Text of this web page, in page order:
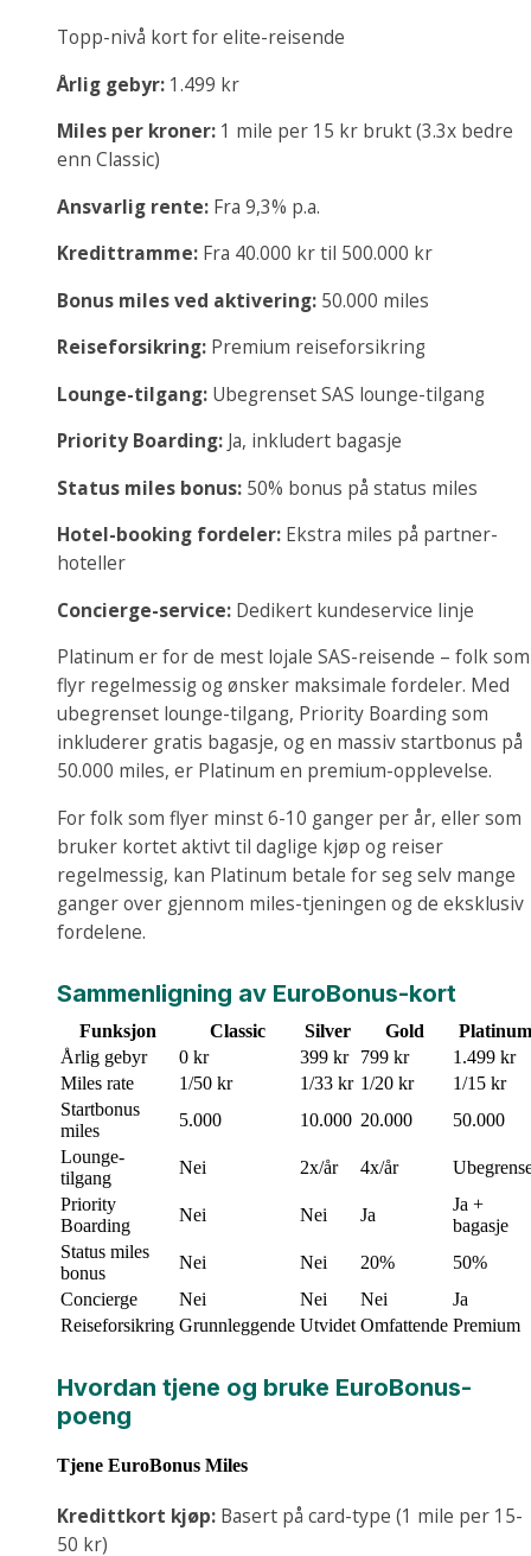
Topp-nivå kort for elite-reisende
Årlig gebyr: 1.499 kr
Miles per kroner: 1 mile per 15 kr brukt (3.3x bedre
enn Classic)
Ansvarlig rente: Fra 9,3% p.a.
Kredittramme: Fra 40.000 kr til 500.000 kr
Bonus miles ved aktivering: 50.000 miles
Reiseforsikring: Premium reiseforsikring
Lounge-tilgang: Ubegrenset SAS lounge-tilgang
Priority Boarding: Ja, inkludert bagasje
Status miles bonus: 50% bonus på status miles
Hotel-booking fordeler: Ekstra miles på partner-
hoteller
Concierge-service: Dedikert kundeservice linje
Platinum er for de mest lojale SAS-reisende – folk som
flyr regelmessig og ønsker maksimale fordeler. Med
ubegrenset lounge-tilgang, Priority Boarding som
inkluderer gratis bagasje, og en massiv startbonus på
50.000 miles, er Platinum en premium-opplevelse.
For folk som flyer minst 6-10 ganger per år, eller som
bruker kortet aktivt til daglige kjøp og reiser
regelmessig, kan Platinum betale for seg selv mange
ganger over gjennom miles-tjeningen og de eksklusiv
fordelene.
Sammenligning av EuroBonus-kort
Funksjon Classic Silver Gold
Platinum
Årlig gebyr
0 kr 399 kr 799 kr
1.499 kr
Miles rate
1/50 kr 1/33 kr 1/20 kr
1/15 kr
Startbonus
miles
5.000 10.000 20.000
50.000
Lounge-
tilgang
Nei 2x/år 4x/år
Priority
Boarding
Nei Nei Ja
Ja +
bagasje
Status miles
bonus
Nei Nei 20%
50%
Concierge
Nei Nei Nei
Ja
Reiseforsikring Grunnleggende Utvidet Omfattende Premium
Hvordan tjene og bruke EuroBonus-
poeng
Tjene EuroBonus Miles
Kredittkort kjøp: Basert på card-type (1 mile per 15-
50 kr)